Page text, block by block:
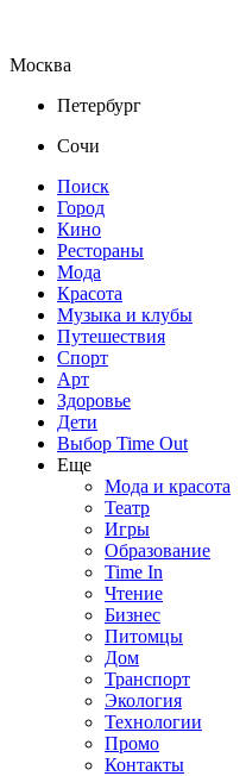
Москва
Петербург
Сочи
Поиск
Город
Кино
Рестораны
Мода
Красота
Музыка и клубы
Путешествия
Спорт
Арт
Здоровье
Дети
Выбор Time Out
Еще
Мода и красота
Театр
Игры
Образование
Time In
Чтение
Бизнес
Питомцы
Дом
Транспорт
Экология
Технологии
Промо
Контакты